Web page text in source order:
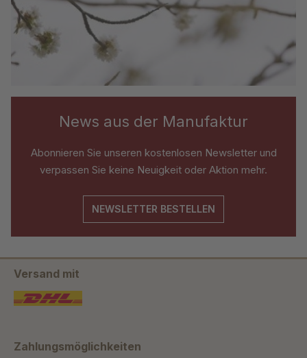
News aus der Manufaktur
Abonnieren Sie unseren kostenlosen Newsletter und
verpassen Sie keine Neuigkeit oder Aktion mehr.
NEWSLETTER BESTELLEN
Versand mit
Zahlungsmöglichkeiten